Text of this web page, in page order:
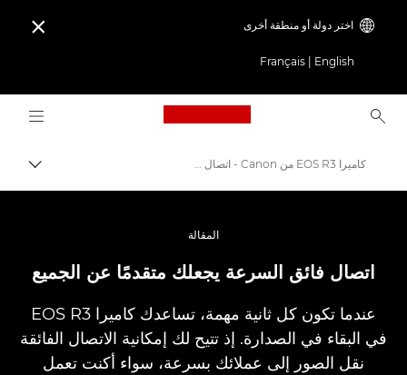
اختر دولة أو منطقة أخرى
English
Français

back to home page
مسار
كاميرا EOS R3 من Canon - كاميرات احترافية غير مزودة بمرآة
كاميرا EOS R3 من Canon - اتصال يجعلك متقدمًا عن الجميع
المقالة
اتصال فائق السرعة يجعلك متقدمًا عن الجميع
عندما تكون كل ثانية مهمة، تساعدك كاميرا EOS R3
في البقاء في الصدارة. إذ تتيح لك إمكانية الاتصال الفائقة
نقل الصور إلى عملائك بسرعة، سواء أكنت تعمل